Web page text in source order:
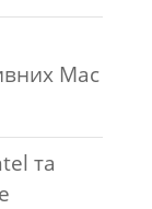
Mac
та